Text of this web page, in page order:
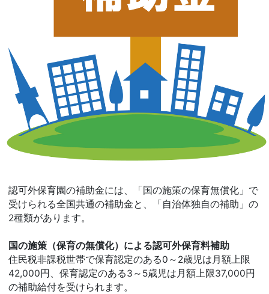
認可外保育園の補助金には、「国の施策の保育無償化」で
受けられる全国共通の補助金と、「自治体独自の補助」の
2種類があります。
国の施策（保育の無償化）による認可外保育料補助
住民税非課税世帯で保育認定のある0～2歳児は月額上限
42,000円、保育認定のある3～5歳児は月額上限37,000円
の補助給付を受けられます。